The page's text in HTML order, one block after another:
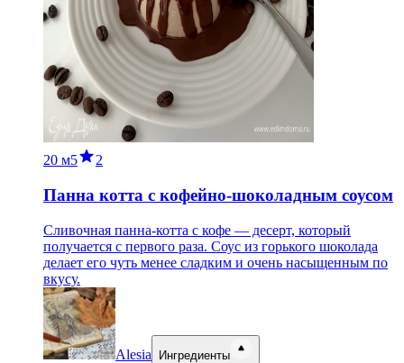
20 м5 2
Панна котта с кофейно-шоколадным соусом
Сливочная панна-котта с кофе — десерт, который
получается с первого раза. Соус из горького шоколада
делает его чуть менее сладким и очень насыщенным по
вкусу.
Alesia Ингредиенты